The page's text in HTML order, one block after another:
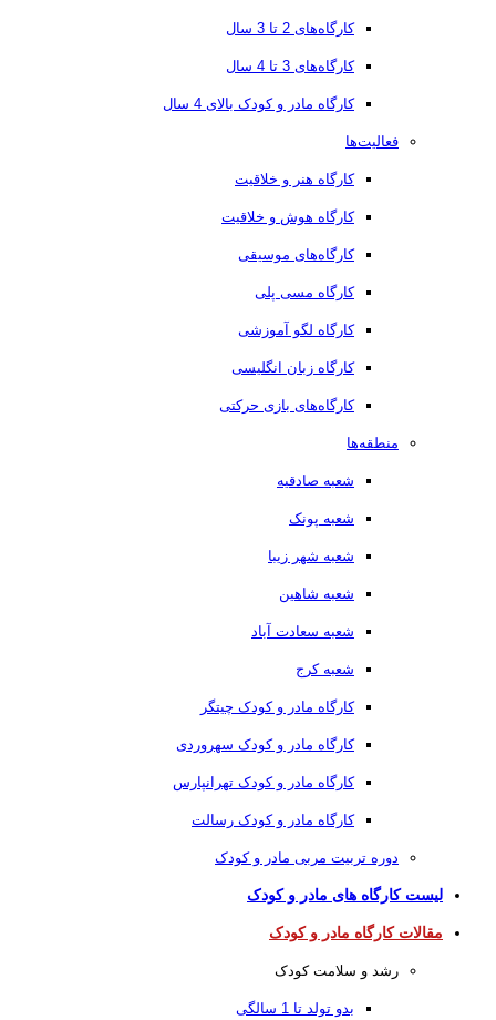
کارگاه‌های 2 تا 3 سال
کارگاه‌های 3 تا 4 سال
کارگاه مادر و کودک بالای 4 سال
فعالیت‌ها
کارگاه هنر و خلاقیت
کارگاه هوش و خلاقیت
کارگاه‌های موسیقی
کارگاه مسی پلی
کارگاه لگو آموزشی
کارگاه زبان انگلیسی
کارگاه‌های بازی حرکتی
منطقه‌ها
شعبه صادقیه
شعبه پونک
شعبه شهر زیبا
شعبه شاهین
شعبه سعادت آباد
شعبه کرج
کارگاه مادر و کودک چیتگر
کارگاه مادر و کودک سهروردی
کارگاه مادر و کودک تهرانپارس
کارگاه مادر و کودک رسالت
دوره تربیت مربی مادر و کودک
لیست کارگاه های مادر و کودک
مقالات کارگاه مادر و کودک
رشد و سلامت کودک
بدو تولد تا 1 سالگی